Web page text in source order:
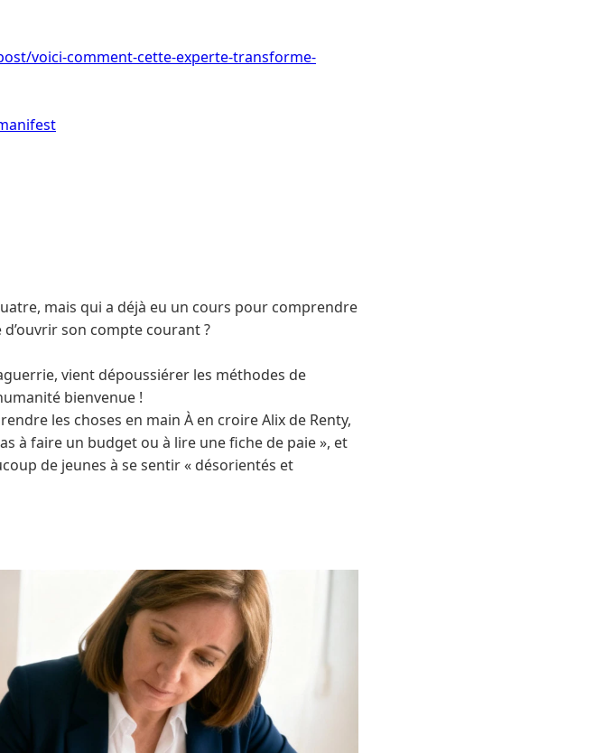
voici-comment-cette-experte-transforme-
mais qui a déjà eu un cours pour comprendre
son compte courant ?
vient dépoussiérer les méthodes de
bienvenue !
les choses en main À en croire Alix de Renty,
à faire un budget ou à lire une fiche de paie », et
de jeunes à se sentir « désorientés et